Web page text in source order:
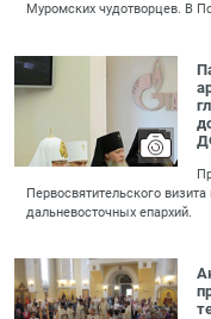
Муромских чудотворцев. В
Первосвятительского
дальневосточных епархий.